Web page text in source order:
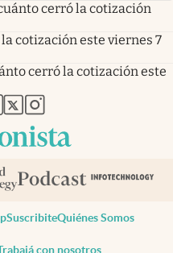
cerró la cotización
cotización este viernes 7
cerró la cotización este
pestaña
en nueva pestaña
abre en nueva pestaña
abre en nueva pestaña
abre en nueva pestaña
SuscribiteQuiénes Somos
con nosotros